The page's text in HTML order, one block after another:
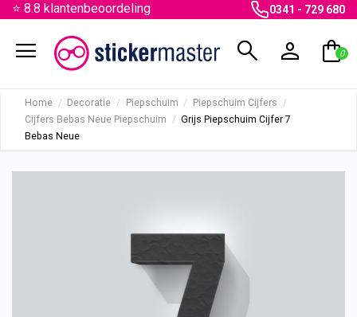
⭐ 8.8 klantenbeoordeling 0341 - 729 680
menu search person shopping_bag
0
Home Decoratie Piepschuim
Piepschuim Cijfers
Cijfers Bebas Neue Piepschuim
Grijs Piepschuim Cijfer 7
Bebas Neue